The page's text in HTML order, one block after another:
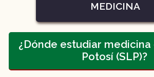
MEDICINA
¿Dónde estudiar medicina
Potosí (SLP)?